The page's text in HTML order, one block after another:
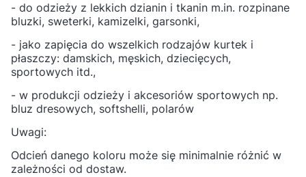
- do odzieży z lekkich dzianin i tkanin m.in. rozpinane
bluzki, sweterki, kamizelki, garsonki,
- jako zapięcia do wszelkich rodzajów kurtek i
płaszczy: damskich, męskich, dziecięcych,
sportowych itd.,
- w produkcji odzieży i akcesoriów sportowych np.
bluz dresowych, softshelli, polarów
Uwagi:
Odcień danego koloru może się minimalnie różnić w
zależności od dostaw.